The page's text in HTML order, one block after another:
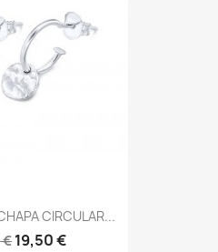
CIRCULAR...
€ 19,50 €